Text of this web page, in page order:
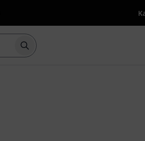
Keresés indítása {searchTerm}